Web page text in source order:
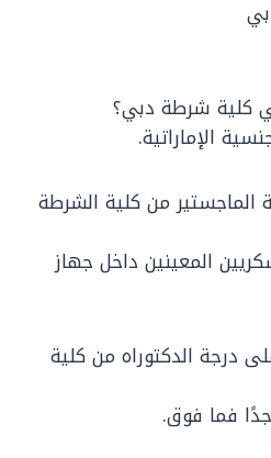
كلية شرطة دبي؟
الإماراتية.
من كلية الشرطة
المعينين داخل جهاز
الدكتوراه من كلية
فما فوق.